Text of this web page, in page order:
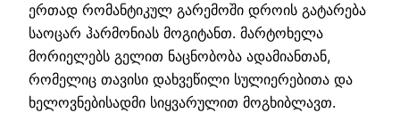
ერთად რომანტიკულ გარემოში დროის გატარება
საოცარ ჰარმონიას მოგიტანთ. მარტოხელა
მორიელებს გელით ნაცნობობა ადამიანთან,
რომელიც თავისი დახვეწილი სულიერებითა და
ხელოვნებისადმი სიყვარულით მოგხიბლავთ.